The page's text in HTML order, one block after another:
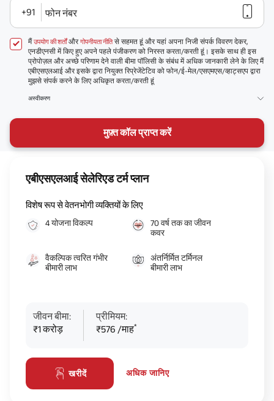
+91 फोन नंबर
मैंउपयोग की शर्तोंऔरगोपनीयता नीतिसे सहमत हूं और यहां अपना निजी संपर्क विवरण देकर,
एनडीएनसी में किए हुए अपने पहले पंजीकरण को निरस्त करता/करती हूं। इसके साथ ही इस
प्रोपोज़ल और अच्छे परिणाम देने वाली बीमा पॉलिसी के संबंध में अधिक जानकारी लेने के लिए मैं
एबीएसएलआई और इसके द्वारा नियुक्त रिप्रेजेंटेटिव को फोन/ई-मेल/एसएमएस/व्हाट्सएप द्वारा
मुझसे संपर्क करने के लिए अधिकृत करता/करती हूं
अस्वीकरण
मुफ़्त कॉल प्राप्त करें
एबीएसएलआई सेलेरिएड टर्म प्लान
विशेष रूप से वेतनभोगी व्यक्तियों के लिए
4 योजना विकल्प
70 वर्ष तक का जीवन
कवर
वैकल्पिक त्वरित गंभीर
बीमारी लाभ
अंतर्निर्मित टर्मिनल
बीमारी लाभ
जीवन बीमा:
₹1 करोड़
प्रीमियम:
₹576 /माह*
खरीदें अधिक जानिए